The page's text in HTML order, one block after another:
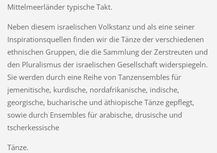
Mittelmeerländer typische Takt.
Neben diesem israelischen Volkstanz und als eine seiner
Inspirationsquellen finden wir die Tänze der verschiedenen
ethnischen Gruppen, die die Sammlung der Zerstreuten und
den Pluralismus der israelischen Gesellschaft widerspiegeln.
Sie werden durch eine Reihe von Tanzensembles für
jemenitische, kurdische, nordafrikanische, indische,
georgische, bucharische und äthiopische Tänze gepflegt,
sowie durch Ensembles für arabische, drusische und
tscherkessische
Tänze.